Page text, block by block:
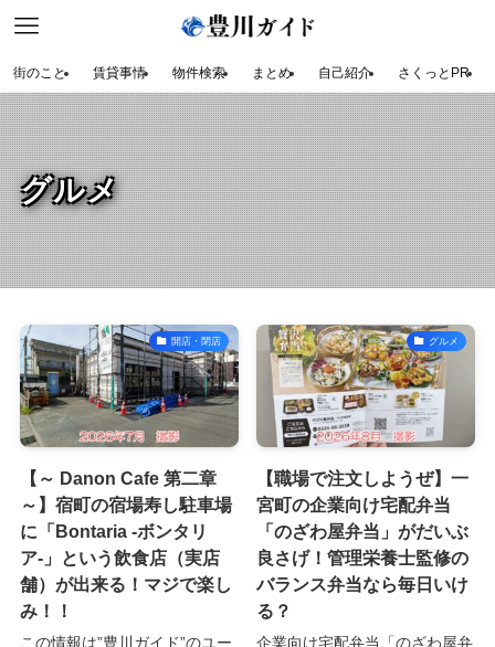
街のこと 賃貸事情 物件検索 まとめ 自己紹介 さくっとPR
グルメ
開店・閉店
【～ Danon Cafe 第二章
～】宿町の宿場寿し駐車場
に「Bontaria -ボンタリ
ア-」という飲食店（実店
舗）が出来る！マジで楽し
み！！
この情報は”豊川ガイド”のユー
グルメ
【職場で注文しようぜ】一
宮町の企業向け宅配弁当
「のざわ屋弁当」がだいぶ
良さげ！管理栄養士監修の
バランス弁当なら毎日いけ
る？
企業向け宅配弁当「のざわ屋弁